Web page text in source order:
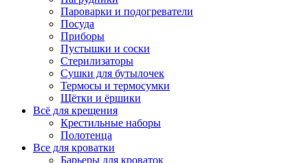
Пароварки и подогреватели
Посуда
Приборы
Пустышки и соски
Стерилизаторы
Сушки для бутылочек
Термосы и термосумки
Щётки и ёршики
Всё для крещения
Крестильные наборы
Полотенца
Все для кроватки
Барьеры для кроваток